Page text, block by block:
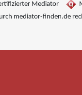
Mediator
mediator-finden.de